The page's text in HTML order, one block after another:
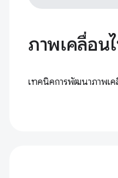
ภาพเคลื่อน
เทคนิคการพัฒนาภาพเ